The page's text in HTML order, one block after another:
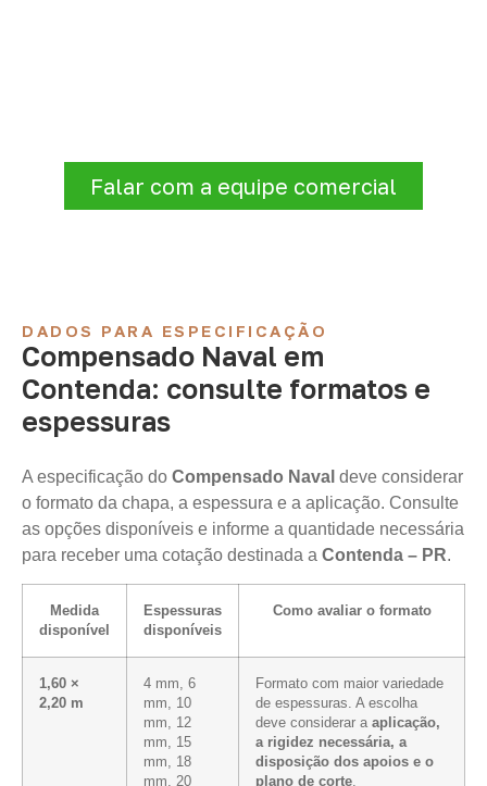
Falar com a equipe comercial
DADOS PARA ESPECIFICAÇÃO
Compensado Naval em
Contenda: consulte formatos e
espessuras
A especificação do Compensado Naval deve considerar
o formato da chapa, a espessura e a aplicação. Consulte
as opções disponíveis e informe a quantidade necessária
para receber uma cotação destinada a Contenda – PR.
Medida
disponível
Espessuras
disponíveis
Como avaliar o formato
1,60 ×
2,20 m
4 mm, 6
mm, 10
mm, 12
mm, 15
mm, 18
mm, 20
Formato com maior variedade
de espessuras. A escolha
deve considerar a aplicação,
a rigidez necessária, a
disposição dos apoios e o
plano de corte.